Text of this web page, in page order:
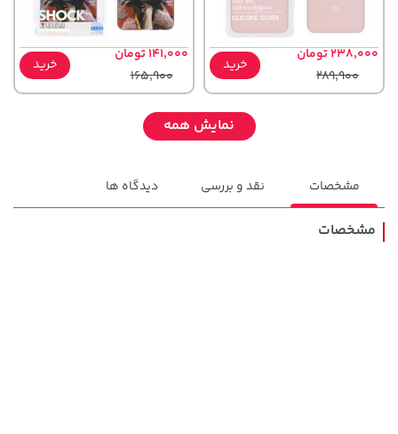
238,000 تومان
289,900
خرید
141,000 تومان
165,900
خرید
نمایش همه
مشخصات نقد و بررسی دیدگاه ها
مشخصات